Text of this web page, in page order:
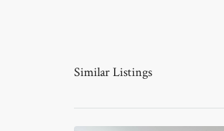
Similar Listings